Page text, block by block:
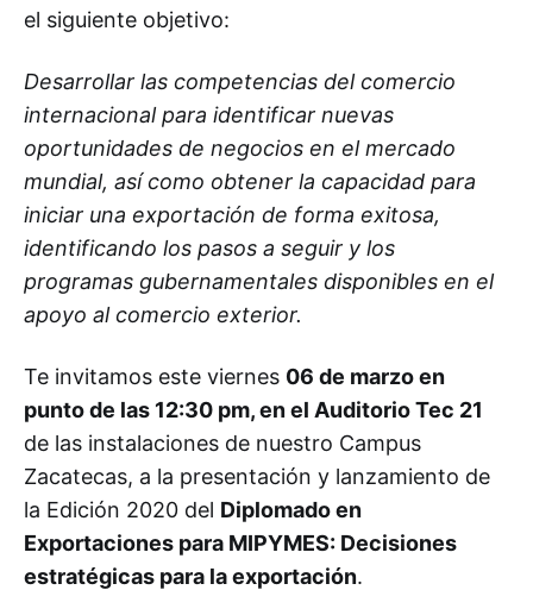
el siguiente objetivo:
Desarrollar las competencias del comercio
internacional para identificar nuevas
oportunidades de negocios en el mercado
mundial, así como obtener la capacidad para
iniciar una exportación de forma exitosa,
identificando los pasos a seguir y los
programas gubernamentales disponibles en el
apoyo al comercio exterior.
Te invitamos este viernes 06 de marzo en
punto de las 12:30 pm, en el Auditorio Tec 21
de las instalaciones de nuestro Campus
Zacatecas, a la presentación y lanzamiento de
la Edición 2020 del Diplomado en
Exportaciones para MIPYMES: Decisiones
estratégicas para la exportación.